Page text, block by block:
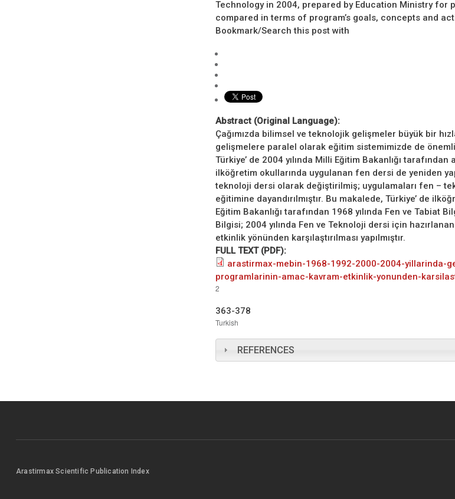
Technology in 2004, prepared by Education Ministry for
compared in terms of program’s goals, concepts and
Bookmark/Search this post with
Abstract (Original Language):
Çağımızda bilimsel ve teknolojik gelişmeler büyük bir
gelişmelere paralel olarak eğitim sistemimizde de önemli
Türkiye’ de 2004 yılında Milli Eğitim Bakanlığı
ilköğretim okullarında uygulanan fen dersi de yeniden
teknoloji dersi olarak değiştirilmiş; uygulamaları fen –
eğitimine dayandırılmıştır. Bu makalede, Türkiye’ de
Eğitim Bakanlığı tarafından 1968 yılında Fen ve Tabiat
Bilgisi; 2004 yılında Fen ve Teknoloji dersi için
etkinlik yönünden karşılaştırılması yapılmıştır.
FULL TEXT (PDF):
arastirmax-mebin-1968-1992-2000-2004-yillarinda-
programlarinin-amac-kavram-etkinlik-yonunden-
2
363-378
Turkish
REFERENCES
Arastirmax Scientific Publication Index